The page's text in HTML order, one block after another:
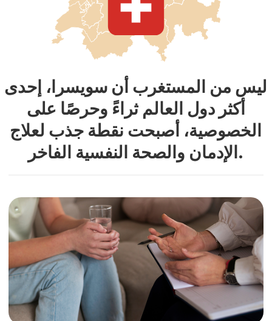
تقدم سويسرا مزيجًا فريدًا من الخصوصية
والتميز والثراء الثقافي، مما يوفر البيئة
المثالية للتعافي مع تجربة علاج فاخرة
تضم الدولة أرقى برامج العلاج وأكثرها سرية في
العالم مع دعم مكثف وعلاج فردي لاستعادة
صحتك الجسدية والعقلية.
"سويس ميد إكسبيرت" هي شركة
استشارات طبية مهنية توفر العلاج
في أبرز العيادات السويسرية تحت
إشراف أساتذة معروفين عالميًا.